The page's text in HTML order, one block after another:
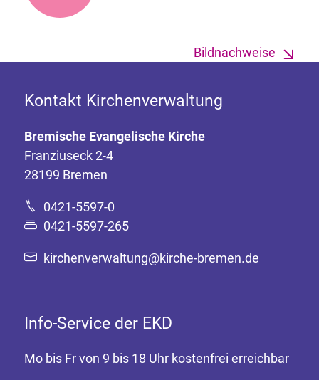
Bildnachweise
Kontakt Kirchenverwaltung
Bremische Evangelische Kirche
Franziuseck 2-4
28199 Bremen
0421-5597-0
0421-5597-265
kirchenverwaltung@kirche-bremen.de
Info-Service der EKD
Mo bis Fr von 9 bis 18 Uhr kostenfrei erreichbar